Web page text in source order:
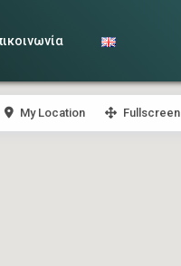
My Location Fullscreen